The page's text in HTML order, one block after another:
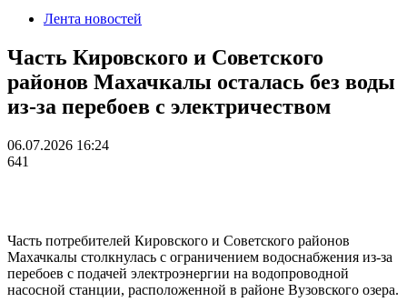
Лента новостей
Часть Кировского и Советского
районов Махачкалы осталась без воды
из-за перебоев с электричеством
06.07.2026 16:24
641
Часть потребителей Кировского и Советского районов
Махачкалы столкнулась с ограничением водоснабжения из-за
перебоев с подачей электроэнергии на водопроводной
насосной станции, расположенной в районе Вузовского озера.